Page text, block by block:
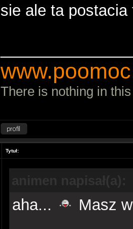
sie ale ta
There is nothing in
Tytuł:
aha... Masz